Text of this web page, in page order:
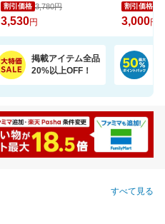
割引価格 3,780円
3,530円
割引価格
3,000円
掲載アイテム全品
20%以上OFF！
すべて見る